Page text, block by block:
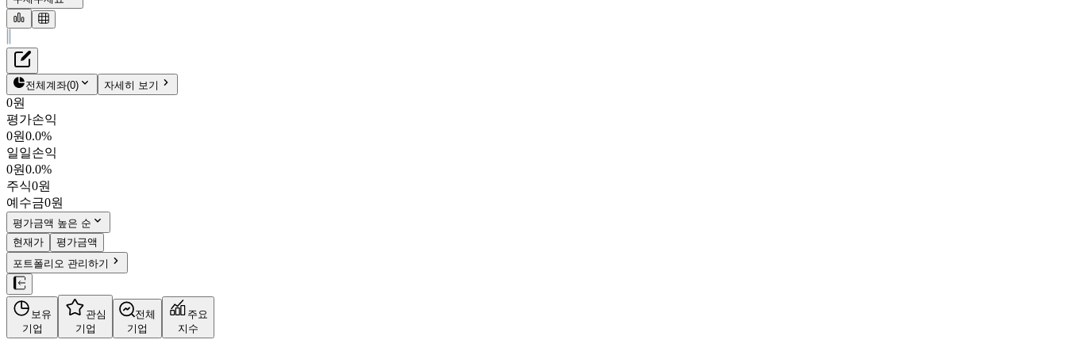
모나미
1,610원
005360
KOSPI
시가총액
PBR0.39
PER-
fPER -
배당수익률1.86%
자사주비율-
결산월12월
사업정보
더보기
재무정보
펀더멘탈
밸류에이션
주주환원
주식정보
전체계좌(0) 자세히 보기
0원
평가손익
0원0.0%
일일손익
0원0.0%
주식0원
예수금0원
평가금액 높은 순
현재가
평가금액
포트폴리오 관리하기
보유
기업
관심
기업
전체
기업
주요
지수